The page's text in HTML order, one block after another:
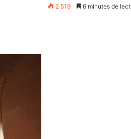
2 519 6 minutes de